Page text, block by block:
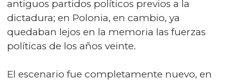
antiguos partidos políticos previos a la
dictadura; en Polonia, en cambio, ya
quedaban lejos en la memoria las fuerzas
políticas de los años veinte.
El escenario fue completamente nuevo, en